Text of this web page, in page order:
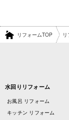
リフォームTOP
水回りリフォーム
お風呂 リフォーム
キッチン リフォーム